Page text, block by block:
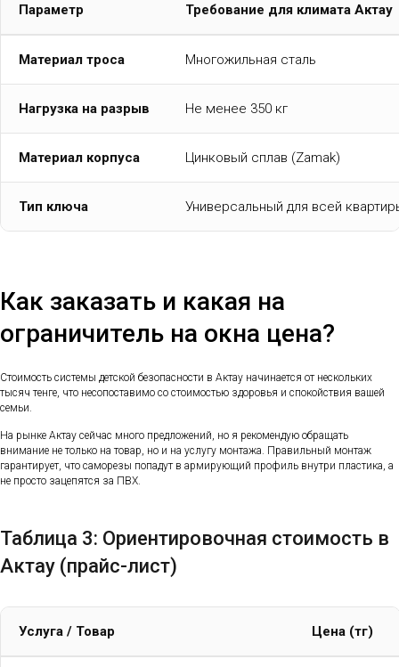
Параметр Требование для климата Актау
Материал троса Многожильная сталь
Нагрузка на разрыв Не менее 350 кг
Материал корпуса Цинковый сплав (Zamak)
Тип ключа Универсальный для всей
Как заказать и какая на
ограничитель на окна цена?
Стоимость системы детской безопасности в Актау начинается от нескольких
тысяч тенге, что несопоставимо со стоимостью здоровья и спокойствия вашей
семьи.
На рынке Актау сейчас много предложений, но я рекомендую обращать
внимание не только на товар, но и на услугу монтажа. Правильный монтаж
гарантирует, что саморезы попадут в армирующий профиль внутри пластика, а
не просто зацепятся за ПВХ.
Таблица 3: Ориентировочная стоимость в
Актау (прайс-лист)
Услуга / Товар Цена (тг)